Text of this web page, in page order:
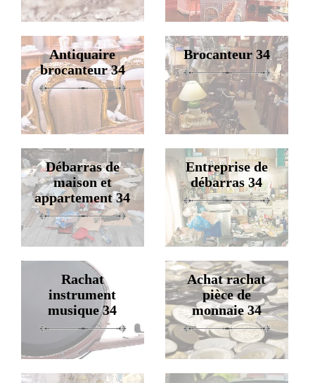
Antiquaire
brocanteur 34
Brocanteur 34
Débarras de
maison et
appartement 34
Entreprise de
débarras 34
Rachat
instrument
musique 34
Achat rachat
pièce de
monnaie 34